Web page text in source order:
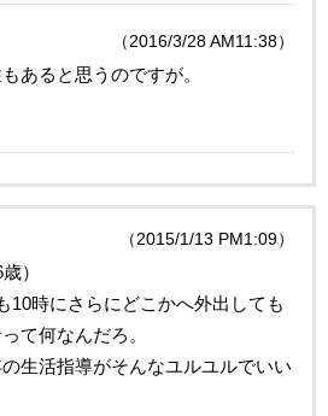
（2016/3/28 AM11:38）
あると思うのですが。
（2015/1/13 PM1:09）
）
10時にさらにどこかへ外出しても
て何なんだろ。
生活指導がそんなユルユルでいい